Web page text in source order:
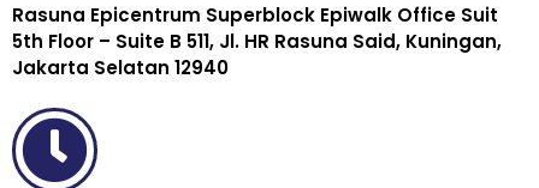
Rasuna Epicentrum Superblock Epiwalk Office Suit
5th Floor – Suite B 511, Jl. HR Rasuna Said, Kuningan,
Jakarta Selatan 12940